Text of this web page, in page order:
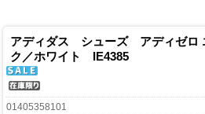
アディダス シューズ アディゼロ
ク／ホワイト IE4385
01405358101